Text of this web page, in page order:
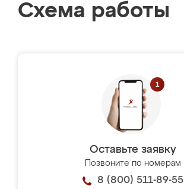
Схема работы
Оставьте заявку
Позвоните по номерам
8 (800) 511-89-55